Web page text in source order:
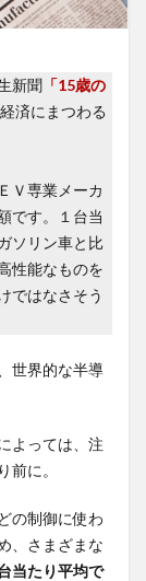
新聞 「15歳の
済にまつわる
Ｖ専業メーカ
です。１台当
ソリン車と比
性能なものを
ではなさそう
世界的な半導
よっては、注
前に。
の制御に使わ
、さまざまな
当たり平均で